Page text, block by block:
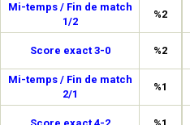
Mi-temps / Fin de match
1/2
%2
Score exact 3-0 %2
Mi-temps / Fin de match
2/1
%1